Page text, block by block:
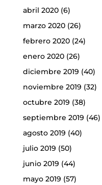
abril 2020(6)
marzo 2020(26)
febrero 2020(24)
enero 2020(26)
diciembre 2019 (40)
noviembre 2019 (32)
octubre 2019 (38)
septiembre 2019 (46)
agosto 2019 (40)
julio 2019 (50)
junio 2019 (44)
mayo 2019 (57)